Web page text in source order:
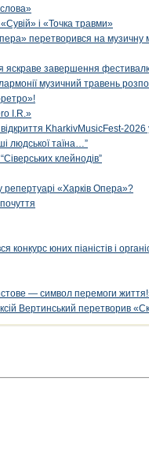
і «Точка травми»
перетворився на музичну
яскраве завершення
музичний травень
I.R.»
KharkivMusicFest-2026
людської таїна…”
клейнодів”
«Харків Опера»?
конкурс юних піаністів і
— символ перемоги
Вертинський перетворив